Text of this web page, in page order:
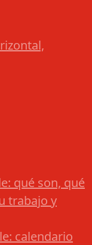
qué son, qué
trabajo y
calendario